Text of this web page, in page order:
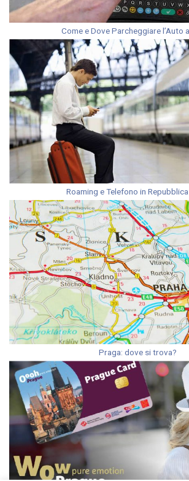
Come e Dove Parcheggiare l’Auto
Roaming e Telefono in
Praga: dove si trova?